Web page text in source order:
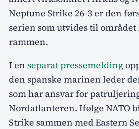
Neptune Strike 26-3 er den
serien som utvides til
rammen.
I en separat pressemelding
den spanske marinen leder
som har ansvar for
Nordatlanteren. Ifølge NATO
Strike sammen med Eastern